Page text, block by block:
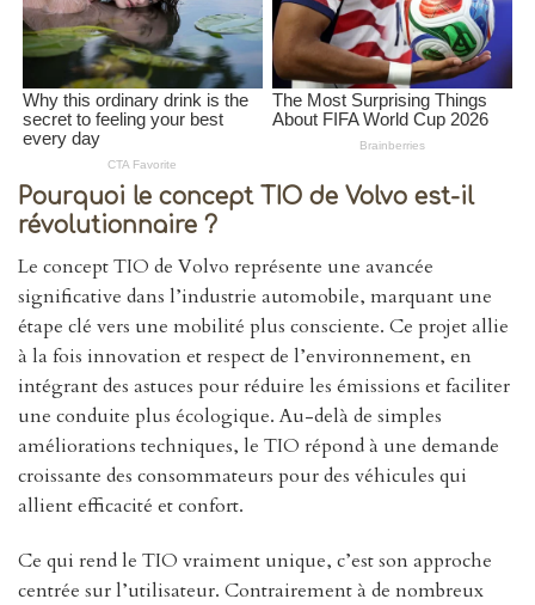
Pourquoi le concept TIO de Volvo est-il
révolutionnaire ?
Le concept TIO de Volvo représente une avancée
significative dans l’industrie automobile, marquant une
étape clé vers une mobilité plus consciente. Ce projet allie
à la fois innovation et respect de l’environnement, en
intégrant des astuces pour réduire les émissions et faciliter
une conduite plus écologique. Au-delà de simples
améliorations techniques, le TIO répond à une demande
croissante des consommateurs pour des véhicules qui
allient efficacité et confort.
Ce qui rend le TIO vraiment unique, c’est son approche
centrée sur l’utilisateur. Contrairement à de nombreux